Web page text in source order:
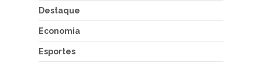
Destaque
Economia
Esportes